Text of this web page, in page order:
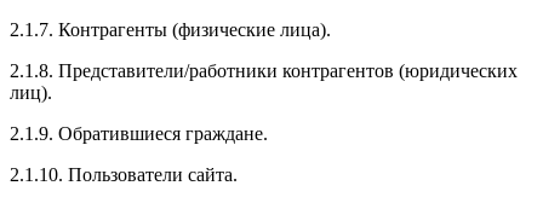
2.1.7. Контрагенты (физические лица).
2.1.8. Представители/работники контрагентов (юридических
лиц).
2.1.9. Обратившиеся граждане.
2.1.10. Пользователи сайта.